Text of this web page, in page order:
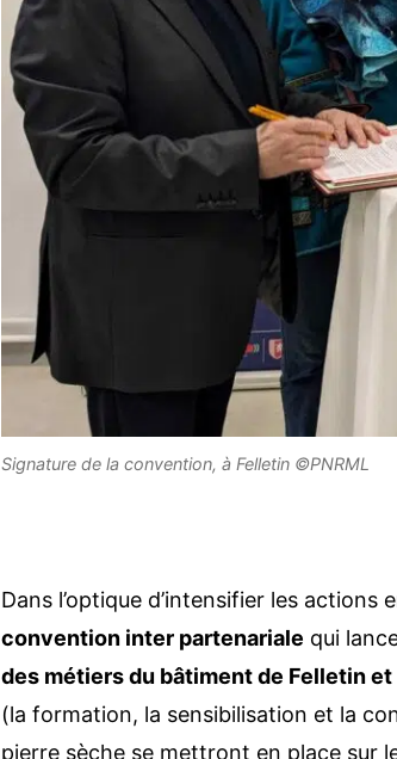
Signature de la convention, à Felletin ©PNRML
Dans l’optique d’intensifier les
convention inter partenariale qui
des métiers du bâtiment de Felletin et
(la formation, la sensibilisation et la
pierre sèche se mettront en place sur